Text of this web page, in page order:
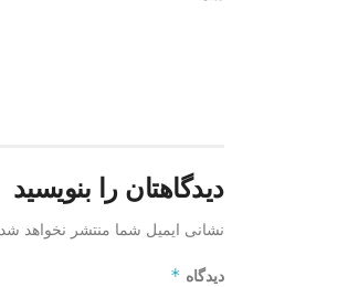
دیدگاهتان را بنویسید
نشانی ایمیل شما منتشر نخواهد شد.
دیدگاه *